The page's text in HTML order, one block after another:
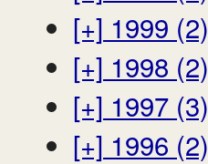
[+] 1999 (2)
[+] 1998 (2)
[+] 1997 (3)
[+] 1996 (2)